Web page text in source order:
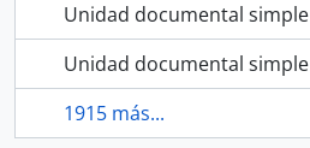
Unidad documental simple
Unidad documental simple
1915 más...